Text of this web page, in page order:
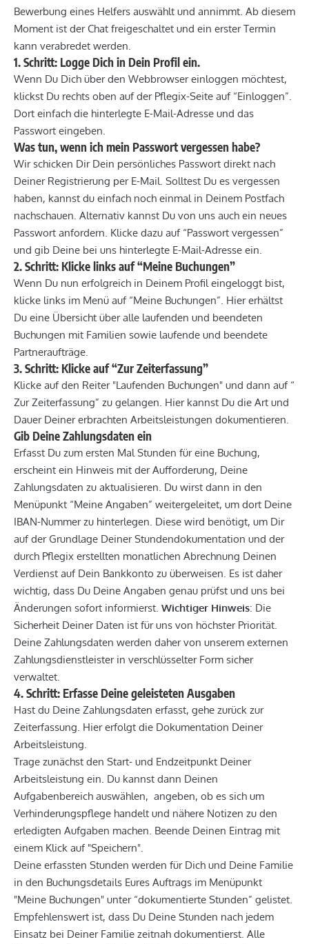
Bewerbung eines Helfers auswählt und annimmt. Ab diesem
Moment ist der Chat freigeschaltet und ein erster Termin
kann verabredet werden.
1. Schritt: Logge Dich in Dein Profil ein.
Wenn Du Dich über den Webbrowser einloggen möchtest,
klickst Du rechts oben auf der Pflegix-Seite auf “Einloggen”.
Dort einfach die hinterlegte E-Mail-Adresse und das
Passwort eingeben.
Was tun, wenn ich mein Passwort vergessen habe?
Wir schicken Dir Dein persönliches Passwort direkt nach
Deiner Registrierung per E-Mail. Solltest Du es vergessen
haben, kannst du einfach noch einmal in Deinem Postfach
nachschauen. Alternativ kannst Du von uns auch ein neues
Passwort anfordern. Klicke dazu auf “Passwort vergessen”
und gib Deine bei uns hinterlegte E-Mail-Adresse ein.
2. Schritt: Klicke links auf “Meine Buchungen”
Wenn Du nun erfolgreich in Deinem Profil eingeloggt bist,
klicke links im Menü auf “Meine Buchungen”. Hier erhältst
Du eine Übersicht über alle laufenden und beendeten
Buchungen mit Familien sowie laufende und beendete
Partneraufträge.
3. Schritt: Klicke auf “Zur Zeiterfassung”
Klicke auf den Reiter "Laufenden Buchungen" und dann auf “
Zur Zeiterfassung” zu gelangen. Hier kannst Du die Art und
Dauer Deiner erbrachten Arbeitsleistungen dokumentieren.
Gib Deine Zahlungsdaten ein
Erfasst Du zum ersten Mal Stunden für eine Buchung,
erscheint ein Hinweis mit der Aufforderung, Deine
Zahlungsdaten zu aktualisieren. Du wirst dann in den
Menüpunkt “Meine Angaben” weitergeleitet, um dort Deine
IBAN-Nummer zu hinterlegen. Diese wird benötigt, um Dir
auf der Grundlage Deiner Stundendokumentation und der
durch Pflegix erstellten monatlichen Abrechnung Deinen
Verdienst auf Dein Bankkonto zu überweisen. Es ist daher
wichtig, dass Du Deine Angaben genau prüfst und uns bei
Änderungen sofort informierst. Wichtiger Hinweis: Die
Sicherheit Deiner Daten ist für uns von höchster Priorität.
Deine Zahlungsdaten werden daher von unserem externen
Zahlungsdienstleister in verschlüsselter Form sicher
verwaltet.
4. Schritt: Erfasse Deine geleisteten Ausgaben
Hast du Deine Zahlungsdaten erfasst, gehe zurück zur
Zeiterfassung. Hier erfolgt die Dokumentation Deiner
Arbeitsleistung.
Trage zunächst den Start- und Endzeitpunkt Deiner
Arbeitsleistung ein. Du kannst dann Deinen
Aufgabenbereich auswählen, angeben, ob es sich um
Verhinderungspflege handelt und nähere Notizen zu den
erledigten Aufgaben machen. Beende Deinen Eintrag mit
einem Klick auf "Speichern".
Deine erfassten Stunden werden für Dich und Deine Familie
in den Buchungsdetails Eures Auftrags im Menüpunkt
"Meine Buchungen" unter “dokumentierte Stunden” gelistet.
Empfehlenswert ist, dass Du Deine Stunden nach jedem
Einsatz bei Deiner Familie zeitnah dokumentierst. Alle